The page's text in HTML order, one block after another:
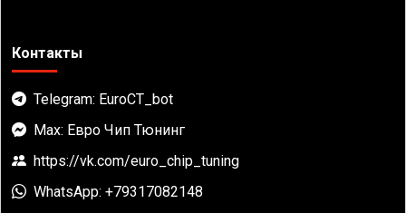
Контакты
Telegram: EuroCT_bot
Max: Евро Чип Тюнинг
https://vk.com/euro_chip_tuning
WhatsApp: +79317082148